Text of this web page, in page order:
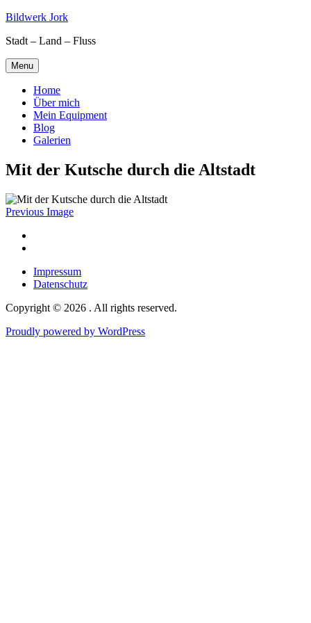
Skip
content
Bildwerk Jork
Stadt – Land – Fluss
Menu
Home
Über mich
Mein Equipment
Blog
Galerien
Mit der Kutsche durch die Altstadt
Previous Image
Impressum
Datenschutz
Copyright © 2026 . All rights reserved.
Proudly powered by WordPress